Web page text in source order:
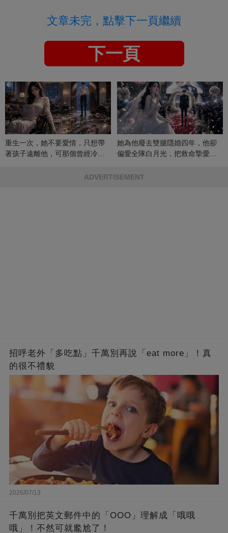
文章未完，點擊下一頁繼續
下一頁
重生一次，她不要愛情，只想帶
著孩子遠離他，可那個曾經冷漠
她為他廢去雙腿隱婚四年，他卻
偏愛全隊白月光，把救命摯愛當
ADVERTISEMENT
招呼老外「多吃點」千萬別再說「eat more」！真
的很不禮貌
2026/07/13
千萬別把英文郵件中的「OOO」理解成「哦哦
哦」！不然可就尷尬了！